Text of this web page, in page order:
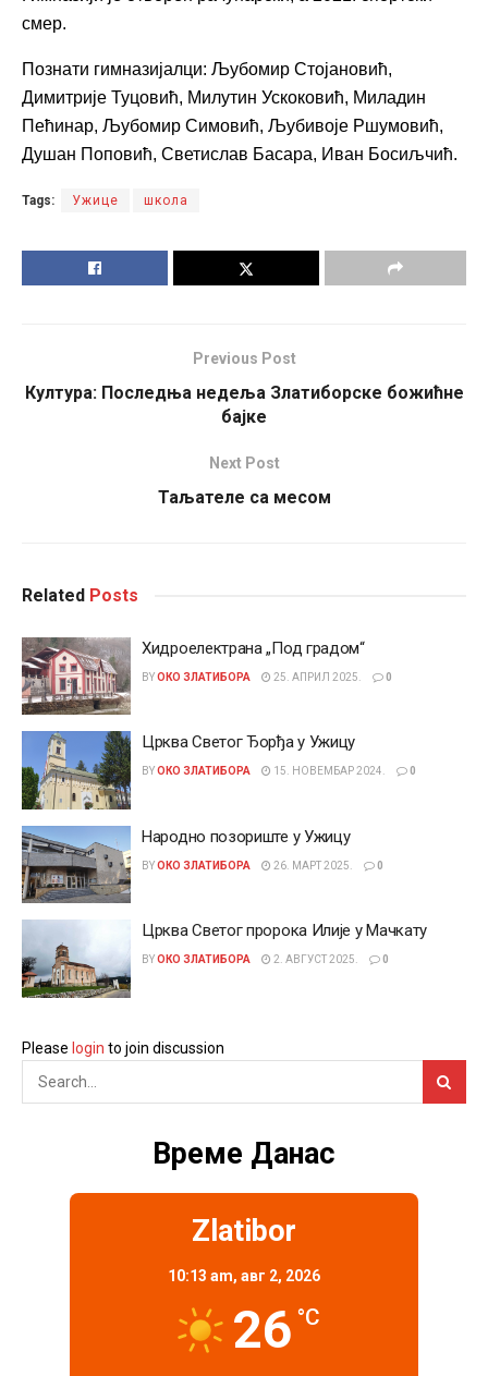
смер.
Познати гимназијалци: Љубомир Стојановић,
Димитрије Туцовић, Милутин Ускоковић, Миладин
Пећинар, Љубомир Симовић, Љубивоје Ршумовић,
Душан Поповић, Светислав Басара, Иван Босиљчић.
Tags: Ужице школа
Previous Post
Култура: Последња недеља Златиборске божићне
бајке
Next Post
Таљателе са месом
Related Posts
Хидроелектрана „Под градом“
BYОКО ЗЛАТИБОРА 25. АПРИЛ 2025. 0
Црква Светог Ђорђа у Ужицу
BYОКО ЗЛАТИБОРА 15. НОВЕМБАР 2024. 0
Народно позориште у Ужицу
BYОКО ЗЛАТИБОРА 26. МАРТ 2025. 0
Црква Светог пророка Илије у Мачкату
BYОКО ЗЛАТИБОРА 2. АВГУСТ 2025. 0
Please login to join discussion
Време Данас
Zlatibor
10:13 am, авг 2, 2026
26 °C